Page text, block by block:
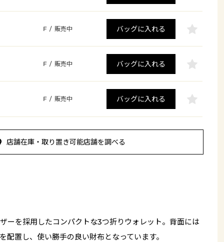
F / 販売中 バッグに入れる
F / 販売中 バッグに入れる
F / 販売中 バッグに入れる
店舗在庫・取り置き可能店舗を調べる
ーを採用したコンパクトな3つ折りウォレット。背面には
配置し、使い勝手の良い財布となっています。